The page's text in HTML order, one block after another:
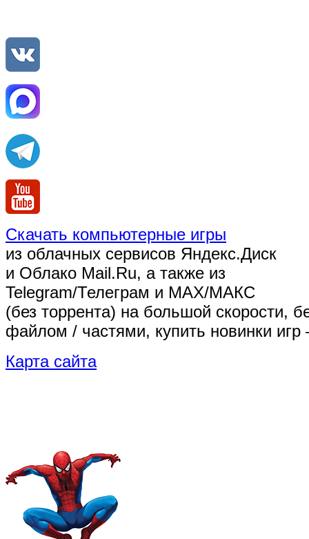
Скачать компьютерные игры
из облачных сервисов Яндекс.Диск
и Облако Mail.Ru, а также из
Telegram/Телеграм и MAX/МАКС
(без торрента) на большой скорости,
файлом / частями, купить новинки
Карта сайта